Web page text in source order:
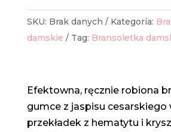
cesarskiego
SKU: Brak danych Kategoria:
damskie
Tag: Bransoletka
Efektowna, ręcznie robiona
gumce z jaspisu cesarskiego
przekładek z hematytu i